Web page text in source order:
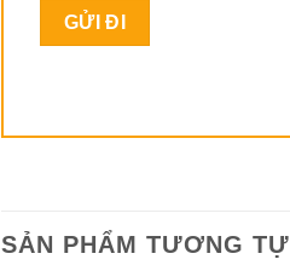
SẢN PHẨM TƯƠNG TỰ